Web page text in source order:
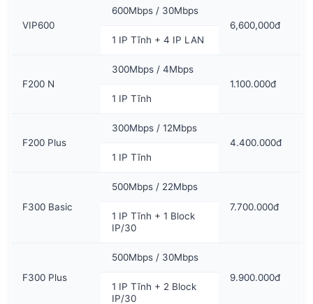
VIP600
600Mbps / 30Mbps
6,600,000đ
1 IP Tĩnh + 4 IP LAN
F200 N
300Mbps / 4Mbps
1.100.000đ
1 IP Tĩnh
F200 Plus
300Mbps / 12Mbps
4.400.000đ
1 IP Tĩnh
F300 Basic
500Mbps / 22Mbps
7.700.000đ
1 IP Tĩnh + 1 Block
IP/30
F300 Plus
500Mbps / 30Mbps
9.900.000đ
1 IP Tĩnh + 2 Block
IP/30